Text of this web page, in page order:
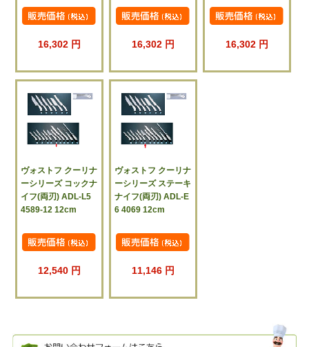
16,302 円 16,302 円 16,302 円
ヴォストフ クーリナ
ーシリーズ コックナ
イフ(両刃) ADL-L5
4589-12 12cm
12,540 円
ヴォストフ クーリナ
ーシリーズ ステーキ
ナイフ(両刃) ADL-E
6 4069 12cm
11,146 円